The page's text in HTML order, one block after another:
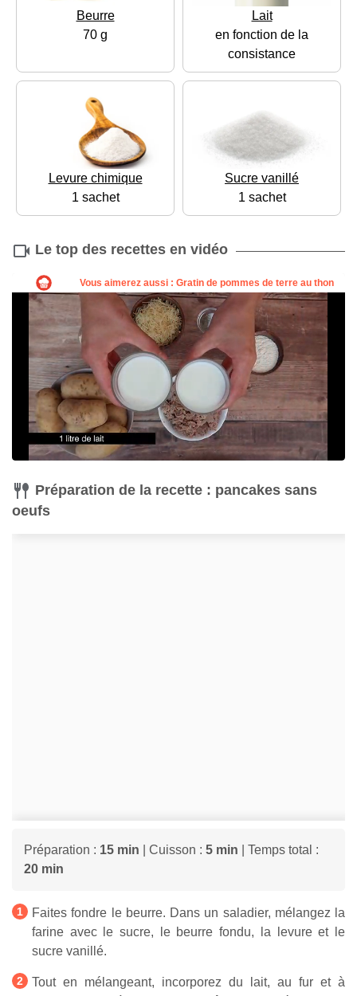
Beurre
70 g
Lait
en fonction de la
consistance
Levure chimique
1 sachet
Sucre vanillé
1 sachet
Le top des recettes en vidéo
Préparation de la recette : pancakes sans
oeufs
Préparation : 15 min | Cuisson : 5 min | Temps total :
20 min
Faites fondre le beurre. Dans un saladier, mélangez la
farine avec le sucre, le beurre fondu, la levure et le
sucre vanillé.
Tout en mélangeant, incorporez du lait, au fur et à